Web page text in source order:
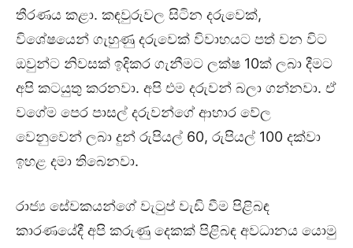
තීරණය කළා. කඳවුරුවල සිටින දරුවෙක්,
විශේෂයෙන් ගැහුණු දරුවෙක් විවාහයට පත් වන විට
ඔවුන්ට නිවසක් ඉදිකර ගැනීමට ලක්ෂ 10ක් ලබා දීමට
අපි කටයුතු කරනවා. අපි එම දරුවන් බලා ගන්නවා. ඒ
වගේම පෙර පාසල් දරුවන්ගේ ආහාර වේල
වෙනුවෙන් ලබා දුන් රුපියල් 60, රුපියල් 100 දක්වා
ඉහළ දමා තිබෙනවා.
රාජ්‍ය සේවකයන්ගේ වැටුප් වැඩි වීම පිළිබඳ
කාරණයේදී අපි කරුණු දෙකක් පිළිබඳ අවධානය යොමු